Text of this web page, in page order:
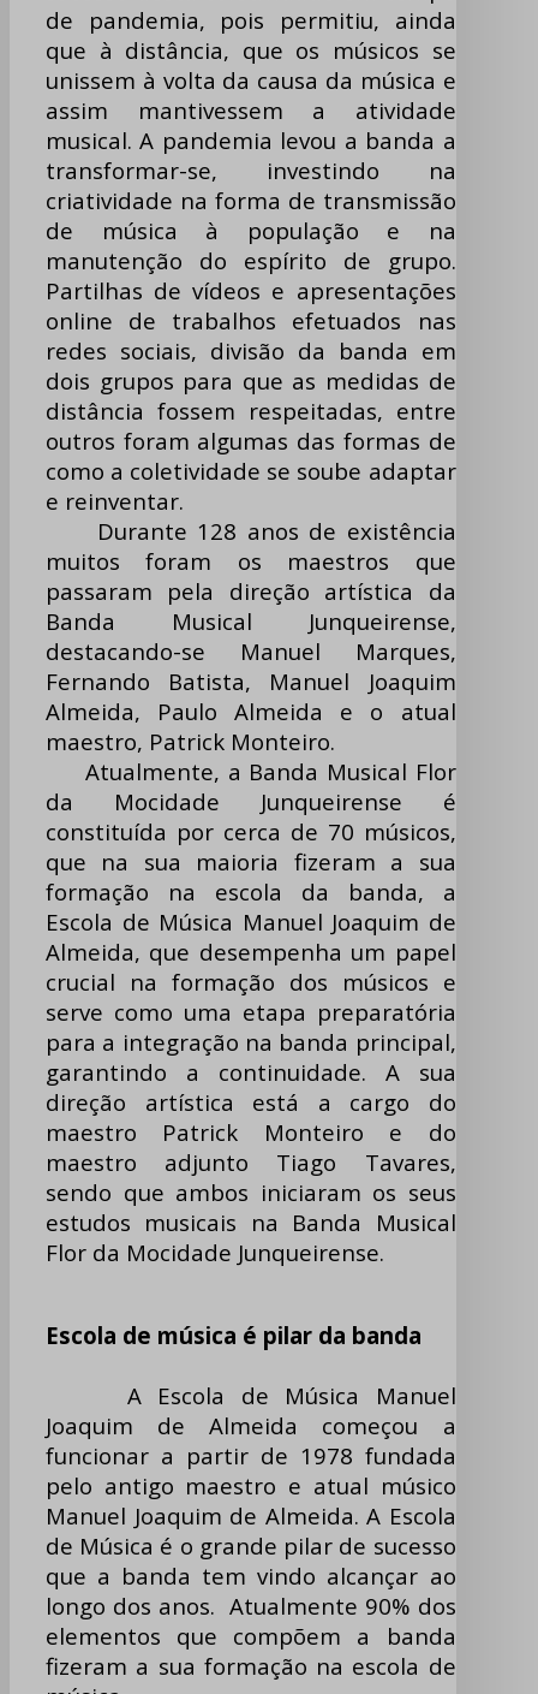
de pandemia, pois permitiu, ainda
que à distância, que os músicos se
unissem à volta da causa da música e
assim mantivessem a atividade
musical. A pandemia levou a banda a
transformar-se, investindo na
criatividade na forma de transmissão
de música à população e na
manutenção do espírito de grupo.
Partilhas de vídeos e apresentações
online de trabalhos efetuados nas
redes sociais, divisão da banda em
dois grupos para que as medidas de
distância fossem respeitadas, entre
outros foram algumas das formas de
como a coletividade se soube adaptar
e reinventar.
Durante 128 anos de existência
muitos foram os maestros que
passaram pela direção artística da
Banda Musical Junqueirense,
destacando-se Manuel Marques,
Fernando Batista, Manuel Joaquim
Almeida, Paulo Almeida e o atual
maestro, Patrick Monteiro.
Atualmente, a Banda Musical Flor
da Mocidade Junqueirense é
constituída por cerca de 70 músicos,
que na sua maioria fizeram a sua
formação na escola da banda, a
Escola de Música Manuel Joaquim de
Almeida, que desempenha um papel
crucial na formação dos músicos e
serve como uma etapa preparatória
para a integração na banda principal,
garantindo a continuidade. A sua
direção artística está a cargo do
maestro Patrick Monteiro e do
maestro adjunto Tiago Tavares,
sendo que ambos iniciaram os seus
estudos musicais na Banda Musical
Flor da Mocidade Junqueirense.
Escola de música é pilar da banda
A Escola de Música Manuel
Joaquim de Almeida começou a
funcionar a partir de 1978 fundada
pelo antigo maestro e atual músico
Manuel Joaquim de Almeida. A Escola
de Música é o grande pilar de sucesso
que a banda tem vindo alcançar ao
longo dos anos. Atualmente 90% dos
elementos que compõem a banda
fizeram a sua formação na escola de